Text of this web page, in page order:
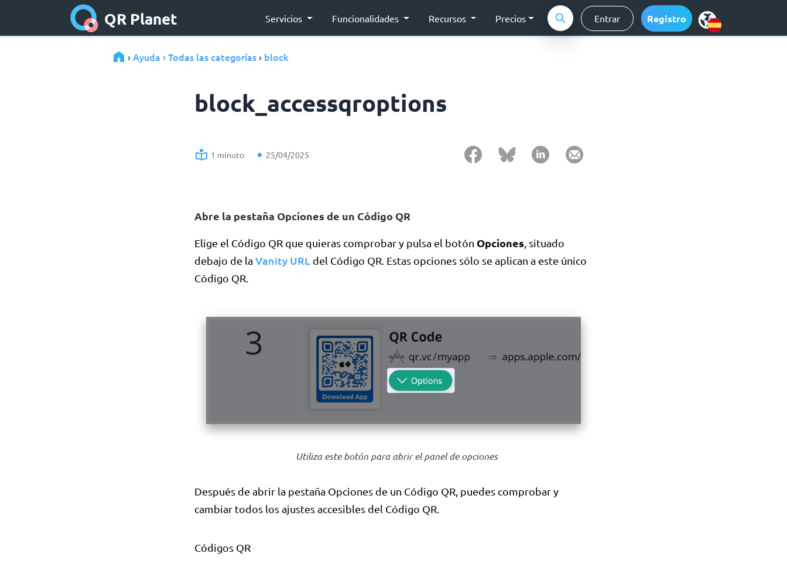
QR Planet Servicios Funcionalidades Recursos Precios Entrar Registro
› Ayuda › Todas las categorías › block
block_accessqroptions
1 minuto 25/04/2025
Abre la pestaña Opciones de un Código QR
Elige el Código QR que quieras comprobar y pulsa el botón Opciones, situado
debajo de la Vanity URL del Código QR. Estas opciones sólo se aplican a este único
Código QR.
Utiliza este botón para abrir el panel de opciones
Después de abrir la pestaña Opciones de un Código QR, puedes comprobar y
cambiar todos los ajustes accesibles del Código QR.
Códigos QR